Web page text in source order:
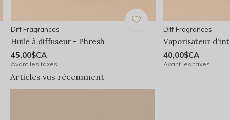
Diff Fragrances
Huile à diffuseur - Phresh
45,00$CA
Avant les taxes
Diff Fragrances
Vaporisateur
40,00$CA
Avant les taxes
Articles vus récemment